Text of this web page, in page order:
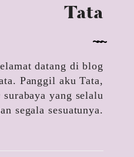
Tata
datang di blog
Panggil aku Tata,
yang selalu
segala sesuatunya.